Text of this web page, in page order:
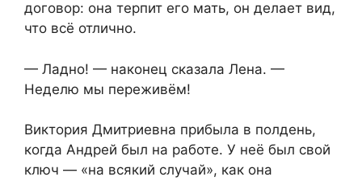
договор: она терпит его мать, он делает вид,
что всё отлично.
— Ладно! — наконец сказала Лена. —
Неделю мы переживём!
Виктория Дмитриевна прибыла в полдень,
когда Андрей был на работе. У неё был свой
ключ — «на всякий случай», как она